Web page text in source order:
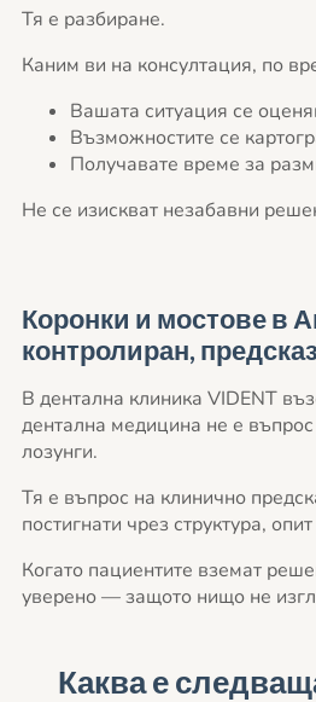
Тя е разбиране.
Каним ви на консултация, по
Вашата ситуация се
Възможностите се
Получавате време за
Не се изискват незабавни
Коронки и мостове в
контролиран,
В дентална клиника VIDENT
дентална медицина не е
лозунги.
Тя е въпрос на клинично
постигнати чрез структура,
Когато пациентите вземат
уверено — защото нищо не
Каква е